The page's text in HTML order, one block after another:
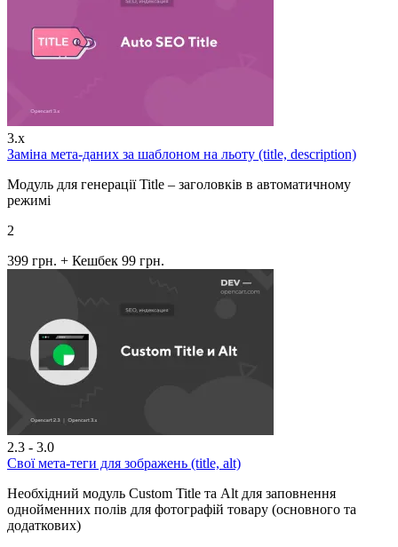
3.x
Заміна мета-даних за шаблоном на льоту (title, description)
Модуль для генерації Title – заголовків в автоматичному
режимі
2
399 грн. + Кешбек 99 грн.
2.3 - 3.0
Свої мета-теги для зображень (title, alt)
Необхідний модуль Custom Title та Alt для заповнення
однойменних полів для фотографій товару (основного та
додаткових)